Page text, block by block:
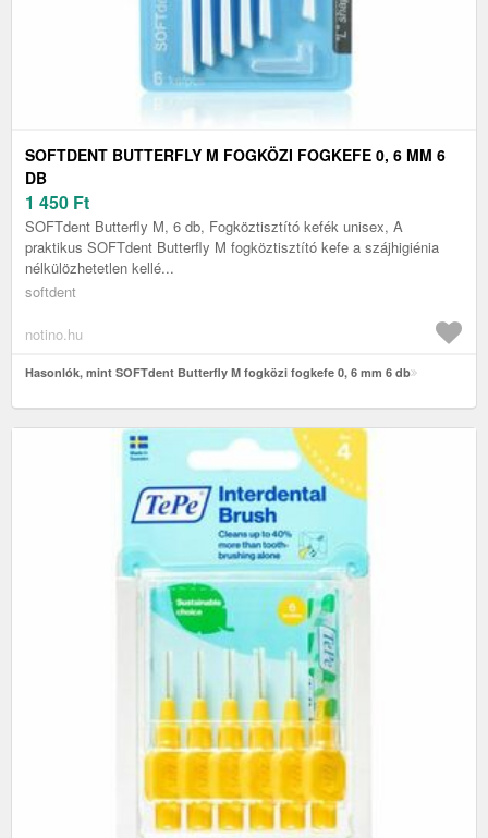
SOFTDENT BUTTERFLY M FOGKÖZI FOGKEFE 0, 6 MM 6
DB
1 450 Ft
SOFTdent Butterfly M, 6 db, Fogköztisztító kefék unisex, A
praktikus SOFTdent Butterfly M fogköztisztító kefe a szájhigiénia
nélkülözhetetlen kellé...
softdent
notino.hu
Hasonlók, mint SOFTdent Butterfly M fogközi fogkefe 0, 6 mm 6 db